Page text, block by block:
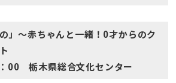
」〜赤ちゃんと一緒！0才からのク
00 栃木県総合文化センター